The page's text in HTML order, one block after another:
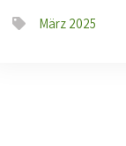
März 2025